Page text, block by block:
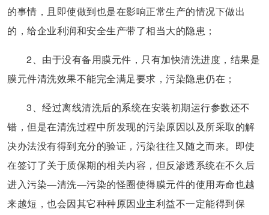
的事情，且即使做到也是在影响正常生产的情况下做出
的，给企业利润和安全生产带了相当大的隐患；
2、由于没有备用膜元件，只有加快清洗进度，结果是
膜元件清洗效果不能完全满足要求，污染隐患仍在；
3、经过离线清洗后的系统在安装初期运行参数还不
错，但是在清洗过程中所发现的污染原因以及所采取的解
决办法没有得到充分的验证，污染往往又随之而来。即使
在签订了关于质保期的相关内容，但反渗透系统在不久后
进入污染—清洗—污染的怪圈使得膜元件的使用寿命也越
来越短，也会因其它种种原因业主利益不一定能得到保